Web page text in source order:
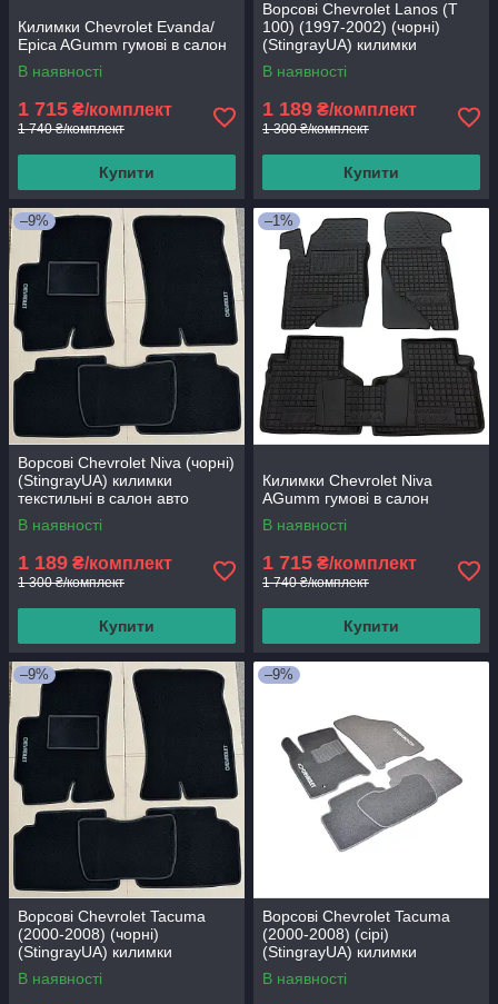
Килимки Chevrolet Evanda/
Epica AGumm гумові в салон
В наявності
1 715 ₴/комплект
1 740 ₴/комплект
Купити
Ворсові Chevrolet Lanos (Т
100) (1997-2002) (чорні)
(StingrayUA) килимки
текстильні в салон авто
В наявності
1 189 ₴/комплект
1 300 ₴/комплект
Купити
–9%
Ворсові Chevrolet Niva (чорні)
(StingrayUA) килимки
текстильні в салон авто
В наявності
1 189 ₴/комплект
1 300 ₴/комплект
Купити
–1%
Килимки Chevrolet Niva
AGumm гумові в салон
В наявності
1 715 ₴/комплект
1 740 ₴/комплект
Купити
–9%
Ворсові Chevrolet Tacuma
(2000-2008) (чорні)
(StingrayUA) килимки
текстильні в салон авто
В наявності
–9%
Ворсові Chevrolet Tacuma
(2000-2008) (сірі)
(StingrayUA) килимки
текстильні в салон авто
В наявності